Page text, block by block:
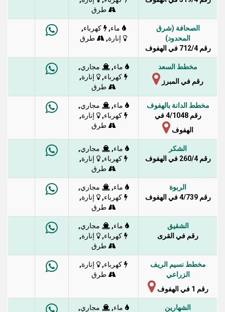
طرق
الصحافة (شرق
المحدود)
رقم 712/4 في الهفوف
ماء, كهرباء,
إنارة, طرق
مخطط السعد
رقم في المبرز
ماء, مجاري,
كهرباء, إنارة,
طرق
مخطط الدانة بالهفوف
رقم 4/1048 في
الهفوف
ماء, مجاري,
كهرباء, إنارة,
طرق
الشكر
رقم 260/4 في الهفوف
ماء, مجاري,
كهرباء, إنارة,
طرق
الربوة
رقم 4/739 في الهفوف
ماء, مجاري,
كهرباء, إنارة,
طرق
الشقيق
رقم في القرى
ماء, مجاري,
كهرباء, إنارة,
طرق
مخطط نسيم الريف
الزراعي
رقم 1 في الهفوف
كهرباء, إنارة,
طرق
الشهارين
ماء, مجاري,